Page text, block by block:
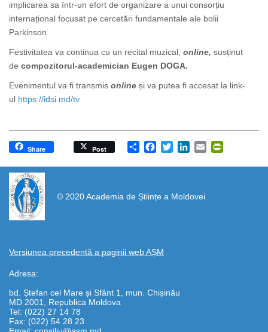
implicarea sa într-un efort de organizare a unui consorțiu
internațional focusat pe cercetări fundamentale ale bolii
Parkinson.
Festivitatea va continua cu un recital muzical, online, susținut
de compozitorul-academician Eugen DOGA.
Evenimentul va fi transmis online și va putea fi accesat la link-
ul https://idsi.md/tv
Share
Share Post Facebook
TwitterLinkedIn
Email
© 2020 Academia de Științe a Moldovei
Versiunea precedentă a paginii web AȘM
Adresa:
bd. Ștefan cel Mare și Sfânt 1, mun. Chișinău
MD 2001, Republica Moldova
Tel: (022) 27 14 78
Fax: (022) 54 28 23
https://propletenie.ru/